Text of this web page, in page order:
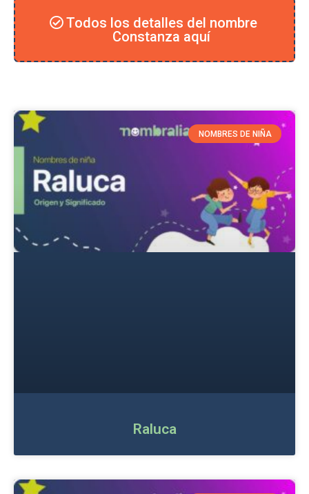
Todos los detalles del nombre
Constanza aquí
NOMBRES DE NIÑA
Raluca